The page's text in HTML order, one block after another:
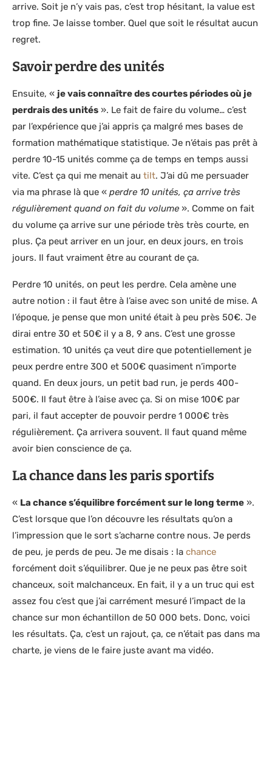
arrive. Soit je n’y vais pas, c’est trop hésitant, la value est
trop fine. Je laisse tomber. Quel que soit le résultat aucun
regret.
Savoir perdre des unités
Ensuite, « je vais connaître des courtes périodes où je
perdrais des unités ». Le fait de faire du volume… c’est
par l’expérience que j’ai appris ça malgré mes bases de
formation mathématique statistique. Je n’étais pas prêt à
perdre 10-15 unités comme ça de temps en temps aussi
vite. C’est ça qui me menait au tilt. J’ai dû me persuader
via ma phrase là que « perdre 10 unités, ça arrive très
régulièrement quand on fait du volume ». Comme on fait
du volume ça arrive sur une période très très courte, en
plus. Ça peut arriver en un jour, en deux jours, en trois
jours. Il faut vraiment être au courant de ça.
Perdre 10 unités, on peut les perdre. Cela amène une
autre notion : il faut être à l’aise avec son unité de mise. A
l’époque, je pense que mon unité était à peu près 50€. Je
dirai entre 30 et 50€ il y a 8, 9 ans. C’est une grosse
estimation. 10 unités ça veut dire que potentiellement je
peux perdre entre 300 et 500€ quasiment n’importe
quand. En deux jours, un petit bad run, je perds 400-
500€. Il faut être à l’aise avec ça. Si on mise 100€ par
pari, il faut accepter de pouvoir perdre 1 000€ très
régulièrement. Ça arrivera souvent. Il faut quand même
avoir bien conscience de ça.
La chance dans les paris sportifs
« La chance s’équilibre forcément sur le long terme ».
C’est lorsque que l’on découvre les résultats qu’on a
l’impression que le sort s’acharne contre nous. Je perds
de peu, je perds de peu. Je me disais : la chance
forcément doit s’équilibrer. Que je ne peux pas être soit
chanceux, soit malchanceux. En fait, il y a un truc qui est
assez fou c’est que j’ai carrément mesuré l’impact de la
chance sur mon échantillon de 50 000 bets. Donc, voici
les résultats. Ça, c’est un rajout, ça, ce n’était pas dans ma
charte, je viens de le faire juste avant ma vidéo.